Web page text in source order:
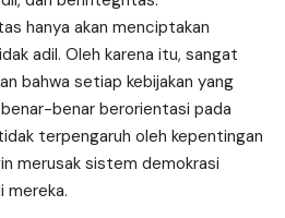
hanya akan menciptakan
adil. Oleh karena itu, sangat
bahwa setiap kebijakan yang
benar berorientasi pada
terpengaruh oleh kepentingan
merusak sistem demokrasi
mereka.